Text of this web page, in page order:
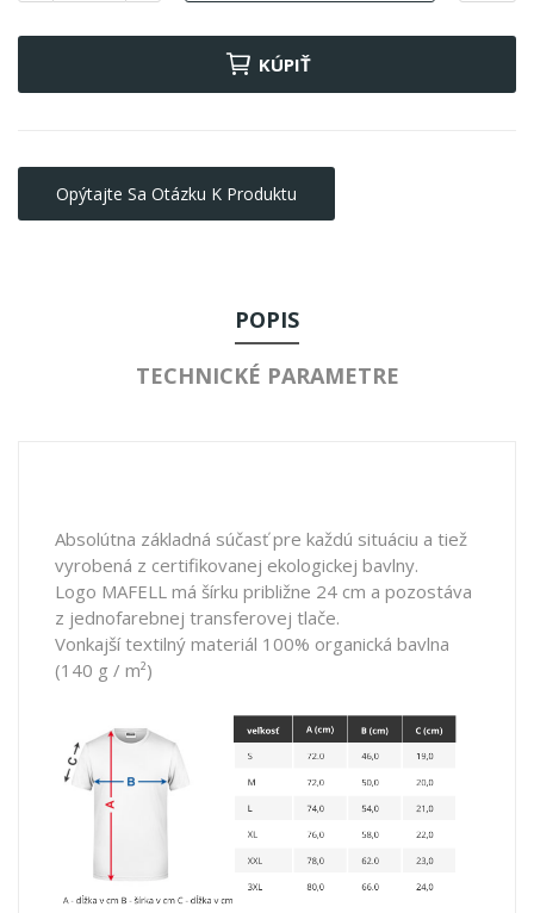
KÚPIŤ
Opýtajte Sa Otázku K Produktu
POPIS
TECHNICKÉ PARAMETRE
Absolútna základná súčasť pre každú situáciu a tiež
vyrobená z certifikovanej ekologickej bavlny.
Logo MAFELL má šírku približne 24 cm a pozostáva
z jednofarebnej transferovej tlače.
Vonkajší textilný materiál 100% organická bavlna
(140 g / m²)